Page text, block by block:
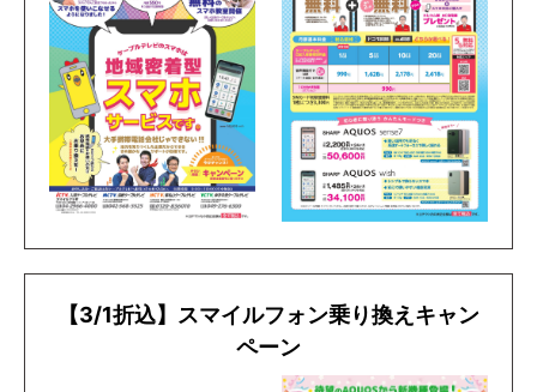
【3/1折込】スマイルフォン乗り換えキャン
ペーン